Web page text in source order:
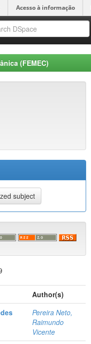
Acesso à informação
(FEMEC)
Author(s)
Pereira Neto,
Raimundo
Vicente